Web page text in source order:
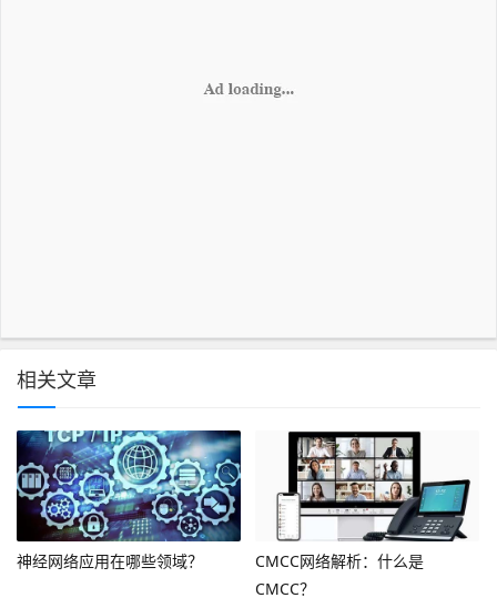
相关文章
神经网络应用在哪些领域？
CMCC网络解析：什么是
CMCC？